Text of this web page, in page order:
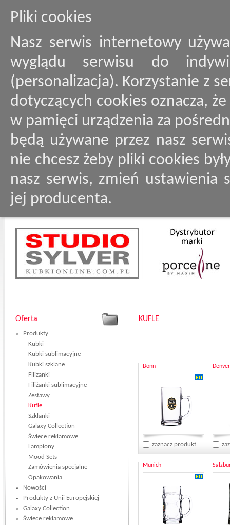
Pliki cookies
Nasz serwis internetowy
wyglądu serwisu do
(personalizacja). Korzystanie z
dotyczących cookies oznacza,
w pamięci urządzenia za
będą używane przez nasz
nie chcesz żeby pliki cookies
nasz serwis, zmień ustawienia
jej producenta.
Oferta
Produkty
Kubki
Kubki sublimacyjne
Kubki szklane
Filiżanki
Filiżanki sublimacyjne
Zestawy
Kufle
Szklanki
Galaxy Collection
Świece reklamowe
Lampiony
Mood Sets
Zamówienia specjalne
Opakowania
Nowości
Produkty z Unii Europejskiej
Galaxy Collection
Świece reklamowe
KUFLE
Bonn
zaznacz produkt
Denver
Munich